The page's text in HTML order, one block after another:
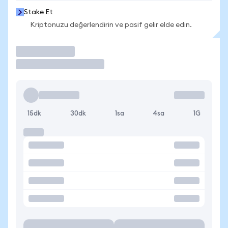
Stake Et
Kriptonuzu değerlendirin ve pasif gelir elde edin.
15dk 30dk 1sa 4sa 1G